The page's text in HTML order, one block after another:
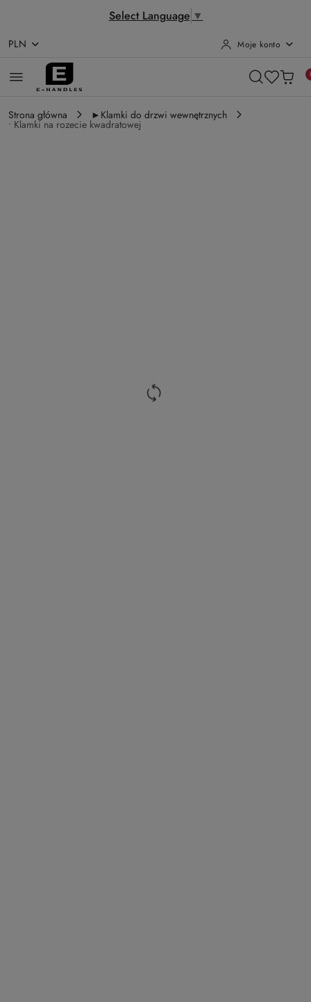
Select Language ▼
Przejdź do treści głównej
Przejdź do wyszukiwarki
Przejdź do moje konto
Przejdź do menu głównego
Przejdź do opisu produktu
Przejdź do stopki
PLN Moje konto
Strona główna ►Klamki do drzwi wewnętrznych
• Klamki na rozecie kwadratowej